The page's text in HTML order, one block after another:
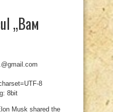
„Вам
8
8bit
Musk shared the